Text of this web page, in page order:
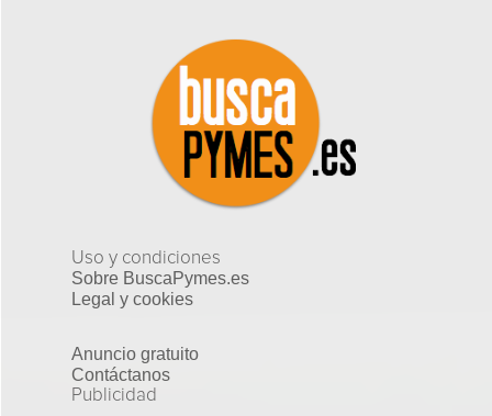
Uso y condiciones
Sobre BuscaPymes.es
Legal y cookies
Anuncio gratuito
Contáctanos
Publicidad